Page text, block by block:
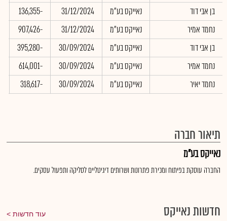
בן אבי דוד
נאייקס בע"מ 31/12/2024
-136,355
נחמד אמיר
נאייקס בע"מ 31/12/2024
-907,426
בן אבי דוד
נאייקס בע"מ 30/09/2024
-395,280
נחמד אמיר
נאייקס בע"מ 30/09/2024
-614,001
נחמד יאיר
נאייקס בע"מ 30/09/2024
-318,617
תיאור חברה
נאייקס בע"מ
החברה עוסקת בפיתוח ומכירת פתרונות ושרותים דיגיטליים לסליקה ותפעול עסקים.
חדשות נאייקס עוד חדשות